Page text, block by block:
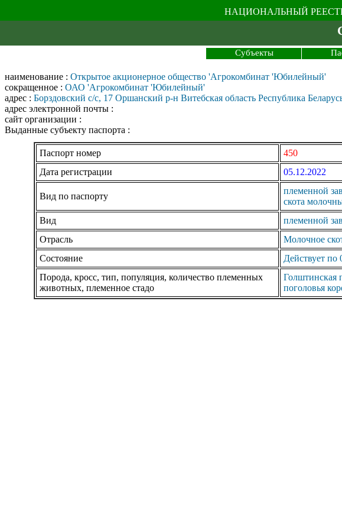
НАЦИОНАЛЬНЫЙ
Субъекты
наименование : Открытое акционерное общество 'Агрокомбинат 'Юбилейный'
сокращенное : ОАО 'Агрокомбинат 'Юбилейный'
адрес : Борздовский с/с, 17 Оршанский р-н Витебская область Республика
адрес электронной почты :
сайт организации :
Выданные субъекту паспорта :
Паспорт номер
450
Дата регистрации
05.12.2022
Вид по паспорту
племенной
скота
Вид
племенной
Отрасль
Молочное
Состояние
Действует по
Порода, кросс, тип, популяция, количество племенных
животных, племенное стадо
Голштинская
поголовья